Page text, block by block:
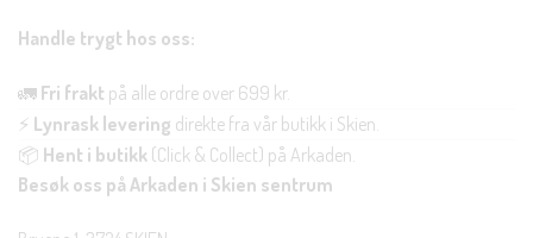
Handle trygt hos oss:
🚛 Fri frakt på alle ordre over 699 kr.
⚡ Lynrask levering direkte fra vår butikk i Skien.
📦 Hent i butikk (Click & Collect) på Arkaden.
Besøk oss på Arkaden i Skien sentrum